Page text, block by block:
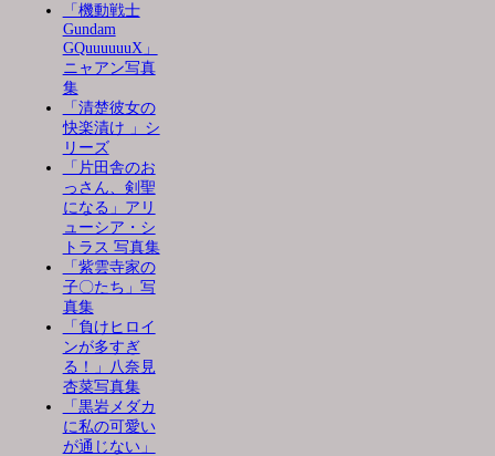
「機動戦士
Gundam
GQuuuuuuX」
ニャアン写真
集
「清楚彼女の
快楽漬け 」シ
リーズ
「片田舎のお
っさん、剣聖
になる」アリ
ューシア・シ
トラス 写真集
「紫雲寺家の
子〇たち」写
真集
「負けヒロイ
ンが多すぎ
る！」八奈見
杏菜写真集
「黒岩メダカ
に私の可愛い
が通じない」